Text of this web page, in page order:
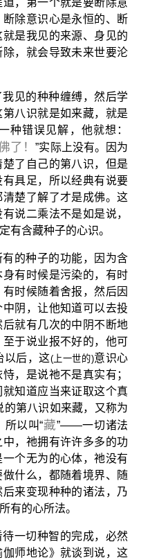
除意识心是永恒的、断
是我见的来源、身见的
，就会导致未来世要沦
见的种种缠缚，然后学
八识就是如来藏，就是
种错误见解，他就想：
了！”实际上没有。因为
了自己的第八识，但是
具足，所以经典有说要
楚了解了才是成佛。这
说二乘法不是如是说，
有含藏种子的心识。
的种子的功能，因为含
有时候是污染的，有时
时候随着舍报，然后因
阴，让他知道可以去投
就有几次的中阴不断地
于说业报不好的，他可
以后，这(上一世的)意识心
，是说祂不是真实有；
知道应当来证取这个真
第八识如来藏，又称为
所以叫“藏”——一切诸法
，祂拥有许许多多的功
个无为的心体，祂没有
什么，都随着境界、随
来变现种种的诸法，乃
有的心所法。
一切种智的完成，必然
师地论》就谈到说，这